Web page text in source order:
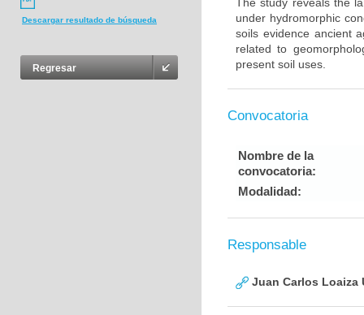
Descargar resultado de búsqueda
Regresar
under hydromorphic
soils evidence ancient
related to
present soil uses.
Convocatoria
Nombre de la
convocatoria:
Modalidad:
Responsable
Juan Carlos Loaiza